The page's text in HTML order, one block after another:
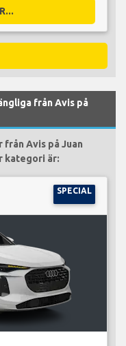
från Avis på
Avis på Juan
kategori är:
SPECIAL